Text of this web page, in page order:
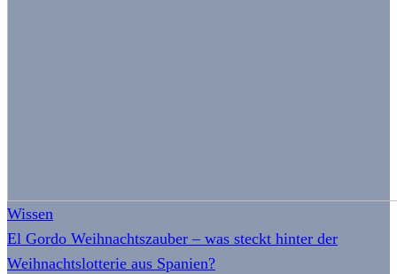
Wissen
El Gordo Weihnachtszauber – was steckt hinter der
Weihnachtslotterie aus Spanien?